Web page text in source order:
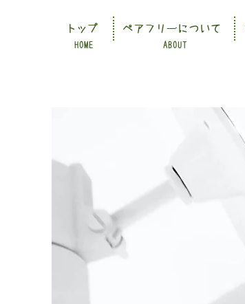
HOME ABOUT
トップ ペアフリーについて